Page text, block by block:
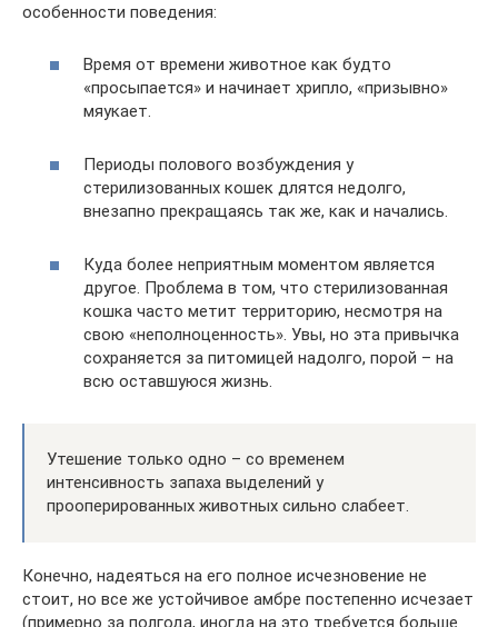
особенности поведения:
Время от времени животное как будто
«просыпается» и начинает хрипло, «призывно»
мяукает.
Периоды полового возбуждения у
стерилизованных кошек длятся недолго,
внезапно прекращаясь так же, как и начались.
Куда более неприятным моментом является
другое. Проблема в том, что стерилизованная
кошка часто метит территорию, несмотря на
свою «неполноценность». Увы, но эта привычка
сохраняется за питомицей надолго, порой – на
всю оставшуюся жизнь.
Утешение только одно – со временем
интенсивность запаха выделений у
прооперированных животных сильно слабеет.
Конечно, надеяться на его полное исчезновение не
стоит, но все же устойчивое амбре постепенно исчезает
(примерно за полгода, иногда на это требуется больше